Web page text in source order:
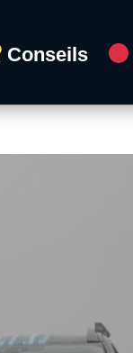
Conseils